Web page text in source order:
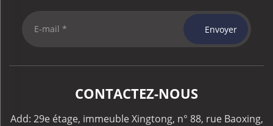
Envoyer
CONTACTEZ-NOUS
Add: 29e étage, immeuble Xingtong, n° 88, rue Baoxing,